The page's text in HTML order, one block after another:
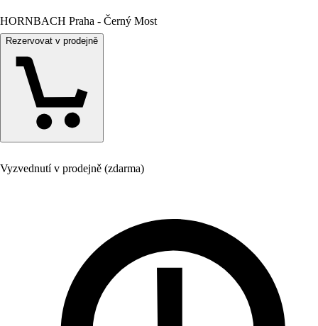
HORNBACH Praha - Černý Most
Rezervovat v prodejně
Vyzvednutí v prodejně (zdarma)